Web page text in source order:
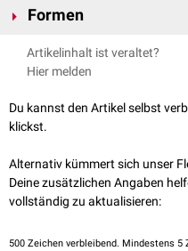
Formen
Man kann die Hemianopsie
Homonyme Hemianopsie
des Sehzentrums einer
Heteronyme Hemianopsie
Chiasma opticum, wobei es
kommt.
Beidseitige Hemianopsie
Von der Hemianopsie wird der
Artikelinhalt ist veraltet?
Hier melden
Du kannst den Artikel selbst
klickst.
Alternativ kümmert sich unser
Deine zusätzlichen Angaben
vollständig zu aktualisieren:
500 Zeichen verbleibend. Mindestens 5